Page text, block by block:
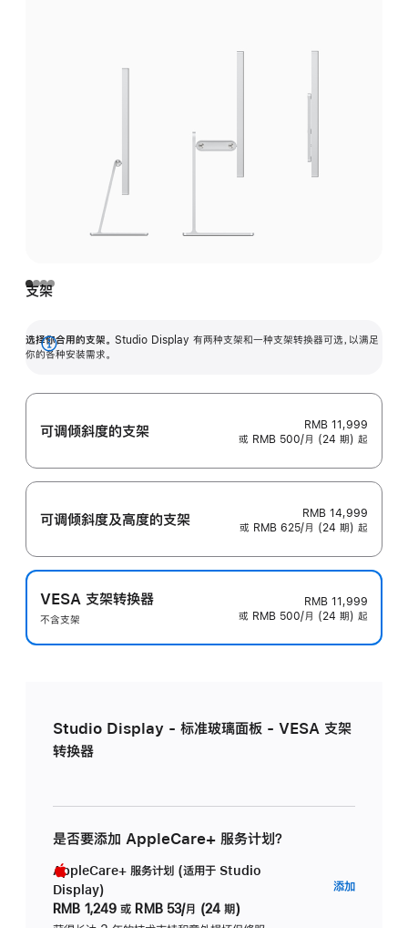
支架
选择你合用的支架。 Studio Display 有两种支架和一种支架转换器可选，以满足
你的各种安装需求。
展
可调倾斜度的支架
RMB 11,999
或 RMB 500/月 (24 期) 起
可调倾斜度及高‍度的支‍架
RMB 14,999
或 RMB 625/月 (24 期) 起
VESA 支架转换器
不含支架
RMB 11,999
或 RMB 500/月 (24 期) 起
Studio Display - 标准玻璃面板 - VESA 支架
转换器
是否要添加 AppleCare+ 服务计划？
AppleCare+ 服务计划 (适用于 Studio
Display)
RMB 1,249 或 RMB 53/月 (24 期)
添加